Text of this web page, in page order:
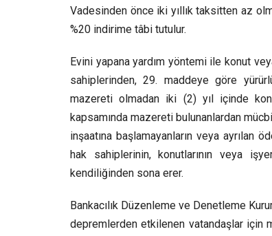
Vadesinden önce iki yıllık taksitten az
%20 indirime tâbi tutulur.
Evini yapana yardım yöntemi ile konut
sahiplerinden, 29. maddeye göre
mazereti olmadan iki (2) yıl içinde
kapsamında mazereti bulunanlardan
inşaatına başlamayanların veya ayrılan
hak sahiplerinin, konutlarının veya
kendiliğinden sona erer.
Bankacılık Düzenleme ve Denetleme
depremlerden etkilenen vatandaşlar için